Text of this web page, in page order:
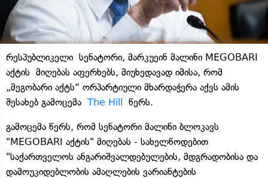
რესპუბლიკელი სენატორი, მარკუეინ მალინი MEGOBARI
აქტის მიღებას აფერხებს, მიუხედავად იმისა, რომ
„მეგობარი აქტს“ ორპარტიული მხარდაჭერა აქვს ამის
შესახებ გამოცემა The Hill წერს.
გამოცემა წერს, რომ სენატორი მალინი ბლოკავს
"MEGOBARI აქტის" მიღებას - სახელწოდებით
"საქართველოს ანგარიშვალდებულების, მდგრადობისა და
დამოუკიდებლობის ამაღლების ვარიანტების